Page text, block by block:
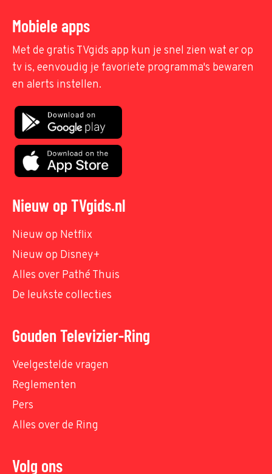
Mobiele apps
Met de gratis TVgids app kun je snel zien wat er op
tv is, eenvoudig je favoriete programma's bewaren
en alerts instellen.
Nieuw op TVgids.nl
Nieuw op Netflix
Nieuw op Disney+
Alles over Pathé Thuis
De leukste collecties
Gouden Televizier-Ring
Veelgestelde vragen
Reglementen
Pers
Alles over de Ring
Volg ons